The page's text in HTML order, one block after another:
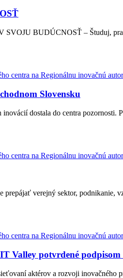
SVOJU BUDÚCNOSŤ – Študuj,
centra na Regionálnu inovačnú
Slovensku
inovácií dostala do centra pozornosti.
centra na Regionálnu inovačnú
prepájať verejný sektor, podnikanie,
centra na Regionálnu inovačnú
Valley potvrdené
aktérov a rozvoji inovačného